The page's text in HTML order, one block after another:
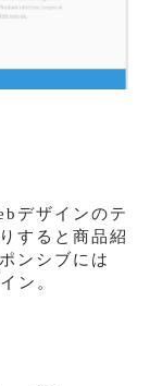
デザインのテ
すると商品紹
ンシブには
ン。